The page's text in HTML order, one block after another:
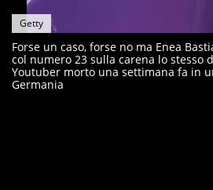
Getty
Forse un caso, forse no ma Enea
col numero 23 sulla carena lo stesso
Youtuber morto una settimana fa in
Germania